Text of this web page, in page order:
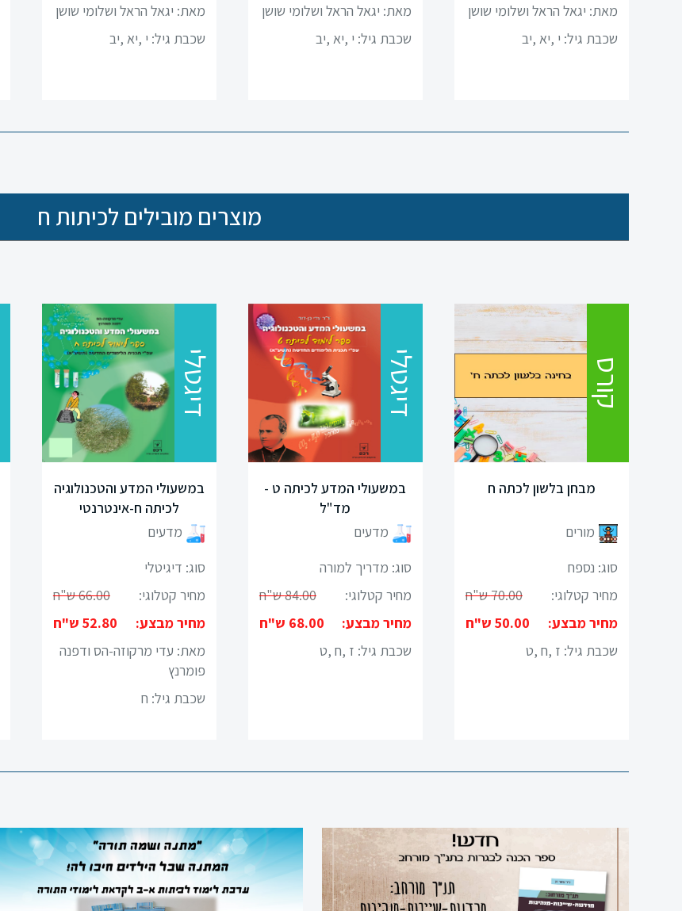
מתמטיקה
אזרחות
היסטוריה
תרבות
מיצ"ב
סוציולוגיה
ביולוגיה
פיזיקה
עברית
הערבי
תנך
מאת: יגאל הראל ושלומי שושן
שכבת גיל: י ,יא ,יב
מאת: יגאל הראל ושלומי שושן
שכבת גיל: י ,יא ,יב
מאת: יגאל הראל ושלומי שושן
שכבת גיל: י ,יא ,יב
מוצרים מובילים לכיתות ח
דיגטלי
במשעולי המדע והטכנולוגיה
לכיתה ח-אינטרנטי
מדעים
סוג: דיגיטלי
מחיר קטלוגי:
66.00 ש"ח
מחיר מבצע:
52.80 ש"ח
מאת: עדי מרקוזה-הס ודפנה
פומרנץ
שכבת גיל: ח
דיגטלי
במשעולי המדע לכיתה ט -
מד"ל
מדעים
סוג: מדריך למורה
מחיר קטלוגי:
84.00 ש"ח
מחיר מבצע:
68.00 ש"ח
שכבת גיל: ז ,ח ,ט
קורס
מבחן בלשון לכתה ח
מורים
סוג: נספח
מחיר קטלוגי:
70.00 ש"ח
מחיר מבצע:
50.00 ש"ח
שכבת גיל: ז ,ח ,ט